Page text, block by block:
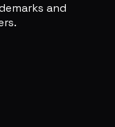
and